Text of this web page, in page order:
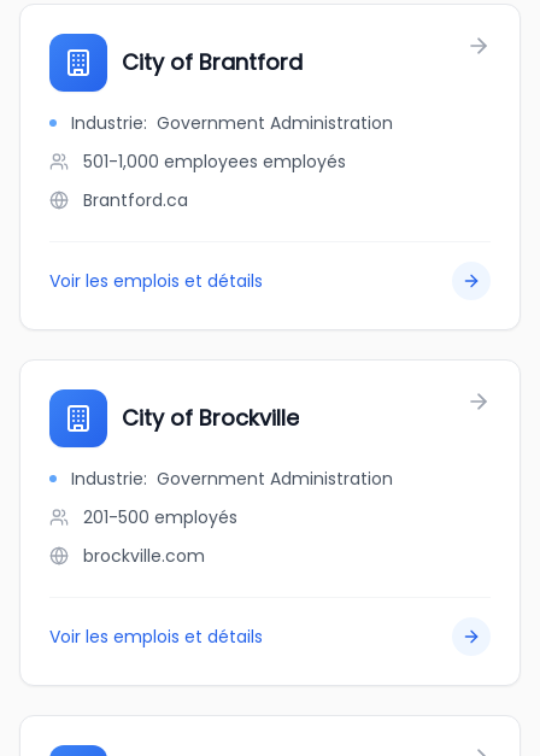
City of Brantford
Industrie: Government Administration
501-1,000 employees employés
Brantford.ca
Voir les emplois et détails
City of Brockville
Industrie: Government Administration
201-500 employés
brockville.com
Voir les emplois et détails